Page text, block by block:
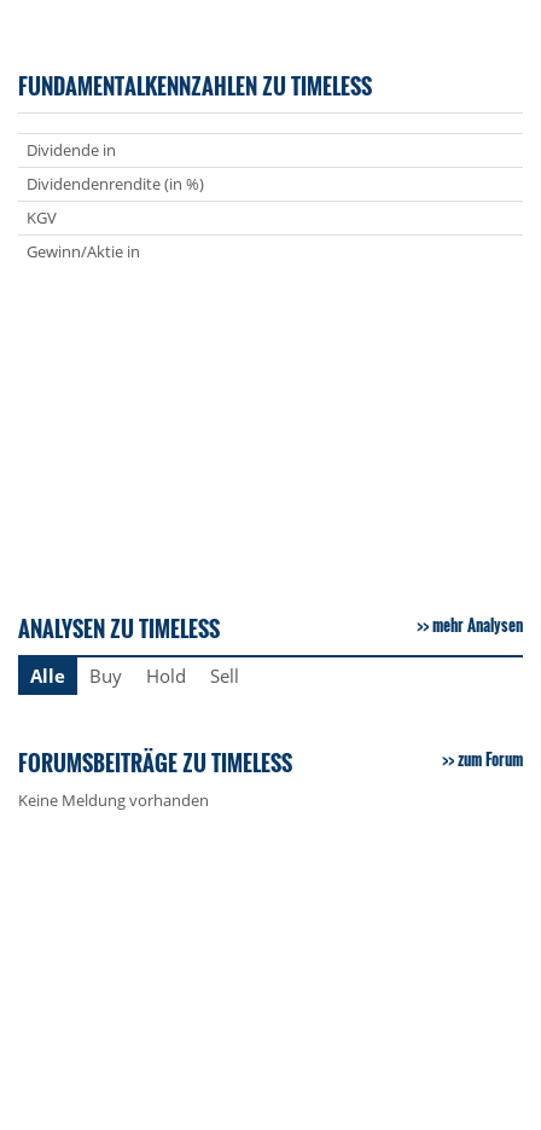
FUNDAMENTALKENNZAHLEN ZU TIMELESS
Dividende in
Dividendenrendite (in %)
KGV
Gewinn/Aktie in
ANALYSEN ZU TIMELESS mehr Analysen
Alle Buy Hold Sell
FORUMSBEITRÄGE ZU TIMELESS zum Forum
Keine Meldung vorhanden